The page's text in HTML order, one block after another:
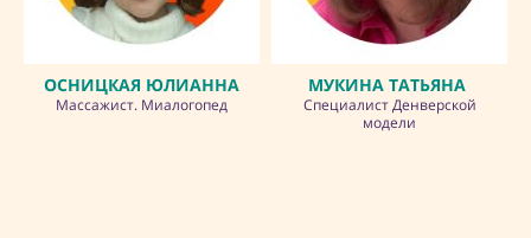
ОСНИЦКАЯ ЮЛИАННА
Массажист. Миалогопед
МУКИНА ТАТЬЯНА
Специалист Денверской
модели